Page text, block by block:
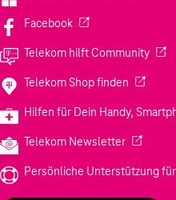
Facebook(Wird in einem
Telekom hilft Community
Telekom Shop finden (Wird in
Hilfen für Dein Handy,
Telekom Newsletter(Wird in
Persönliche Unterstützung